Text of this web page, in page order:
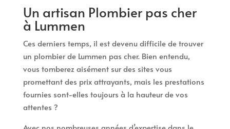
Un artisan Plombier pas cher
à Lummen
Ces derniers temps, il est devenu difficile de trouver
un plombier de Lummen pas cher. Bien entendu,
vous tomberez aisément sur des sites vous
promettant des prix attrayants, mais les prestations
fournies sont-elles toujours à la hauteur de vos
attentes ?